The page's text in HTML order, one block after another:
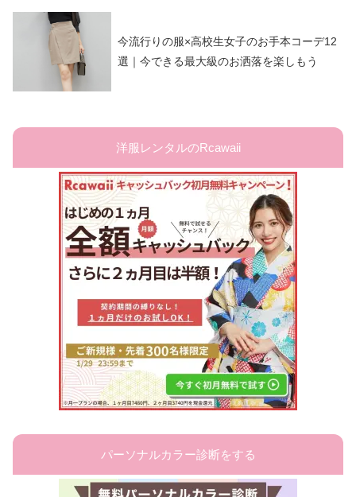
今流行りの服×高校生女子のお手本コーデ12
選｜今できる最大級のお洒落を楽しもう
洋服レンタルのRcawaii
パーソナルカラー診断をする